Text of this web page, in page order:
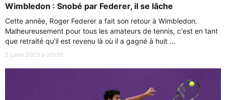
Wimbledon : Snobé par Federer, il se lâche
Cette année, Roger Federer a fait son retour à Wimbledon.
Malheureusement pour tous les amateurs de tennis, c'est en tant
que retraité qu'il est revenu là où il a gagné à huit ...
5 juillet 2023 à 02h35